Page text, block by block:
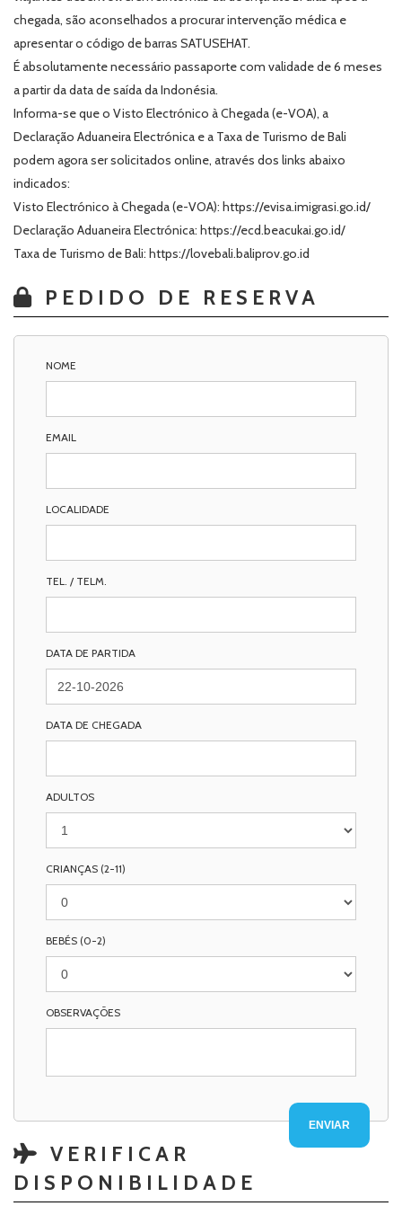
chegada, são aconselhados a procurar intervenção médica e
apresentar o código de barras SATUSEHAT.
É absolutamente necessário passaporte com validade de 6 meses
a partir da data de saída da Indonésia.
Informa-se que o Visto Electrónico à Chegada (e-VOA), a
Declaração Aduaneira Electrónica e a Taxa de Turismo de Bali
podem agora ser solicitados online, através dos links abaixo
indicados:
Visto Electrónico à Chegada (e-VOA): https://evisa.imigrasi.go.id/
Declaração Aduaneira Electrónica: https://ecd.beacukai.go.id/
Taxa de Turismo de Bali: https://lovebali.baliprov.go.id
PEDIDO DE RESERVA
NOME
EMAIL
LOCALIDADE
TEL. / TELM.
DATA DE PARTIDA
DATA DE CHEGADA
ADULTOS
CRIANÇAS (2-11)
BEBÉS (0-2)
OBSERVAÇÕES
VERIFICAR
DISPONIBILIDADE